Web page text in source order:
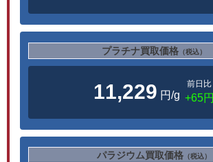
プラチナ買取価格 （税込）
11,229 円/g
前日比
+65円
パラジウム買取価格 （税込）